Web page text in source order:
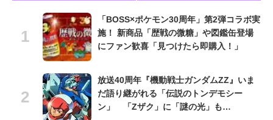
「BOSS×ポケモン30周年」第2弾コラボ実
施！ 新商品「歴戦の微糖」や図鑑缶登場
にファン歓喜「見つけたら即購入！」
放送40周年『機動戦士ガンダムZZ』いま
だ語り継がれる「伝説のトンデモシー
ン」 「Zザク」に「謎の光」も…